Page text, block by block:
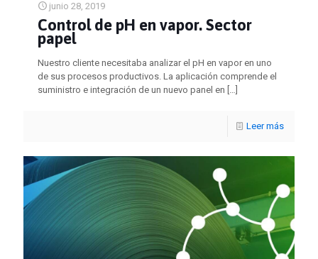
junio 28, 2019
Control de pH en vapor. Sector
papel
Nuestro cliente necesitaba analizar el pH en vapor en uno
de sus procesos productivos. La aplicación comprende el
suministro e integración de un nuevo panel en […]
Leer más